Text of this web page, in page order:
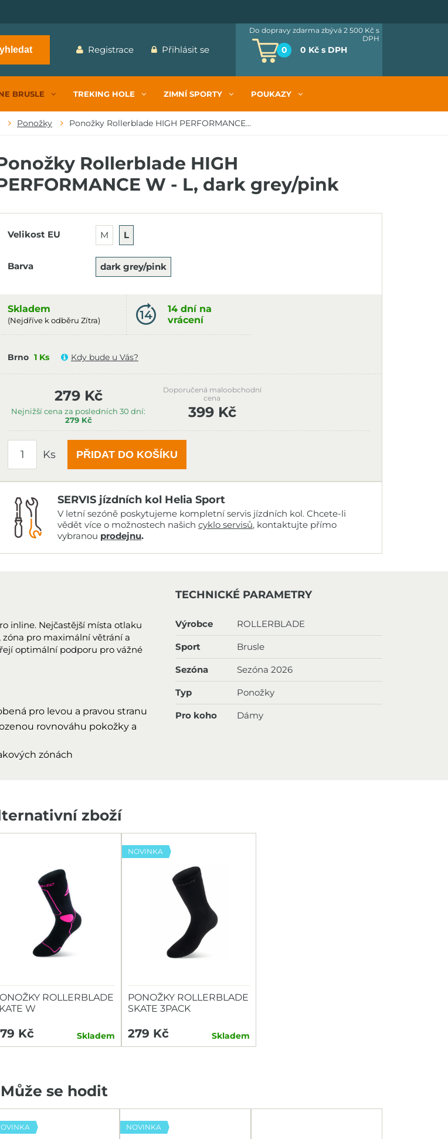
Registrace Přihlásit se 0 0 Kč s DPH
Do dopravy zdarma zbývá 2 500 Kč s
DPH
BRUSLE TREKING HOLE ZIMNÍ SPORTY POUKAZY
Ponožky Ponožky Rollerblade HIGH PERFORMANCE...
Rollerblade HIGH
W - L, dark grey/pink
Velikost EU M L
Barva dark grey/pink
Skladem
(Nejdříve k odběru Zítra)
14 dní na
vrácení
Brno 1 Ks Kdy bude u Vás?
279 Kč
Nejnižší cena za posledních 30 dní:
279 Kč
Doporučená maloobchodní
cena
399 Kč
Ks PŘIDAT DO KOŠÍKU
SERVIS jízdních kol Helia Sport
V letní sezóně poskytujeme kompletní servis jízdních kol. Chcete-li
vědět více o možnostech našich cyklo servisů, kontaktujte přímo
vybranou prodejnu.
inline. Nejčastější místa otlaku
zóna pro maximální větrání a
optimální podporu pro vážné
pro levou a pravou stranu
rovnováhu pokožky a
zónách
TECHNICKÉ PARAMETRY
Výrobce ROLLERBLADE
Sport Brusle
Sezóna Sezóna 2026
Typ Ponožky
Pro koho Dámy
zboží
ROLLERBLADE
W
Kč Skladem
NOVINKA
PONOŽKY ROLLERBLADE
SKATE 3PACK
279 Kč Skladem
Může se hodit
NOVINKA